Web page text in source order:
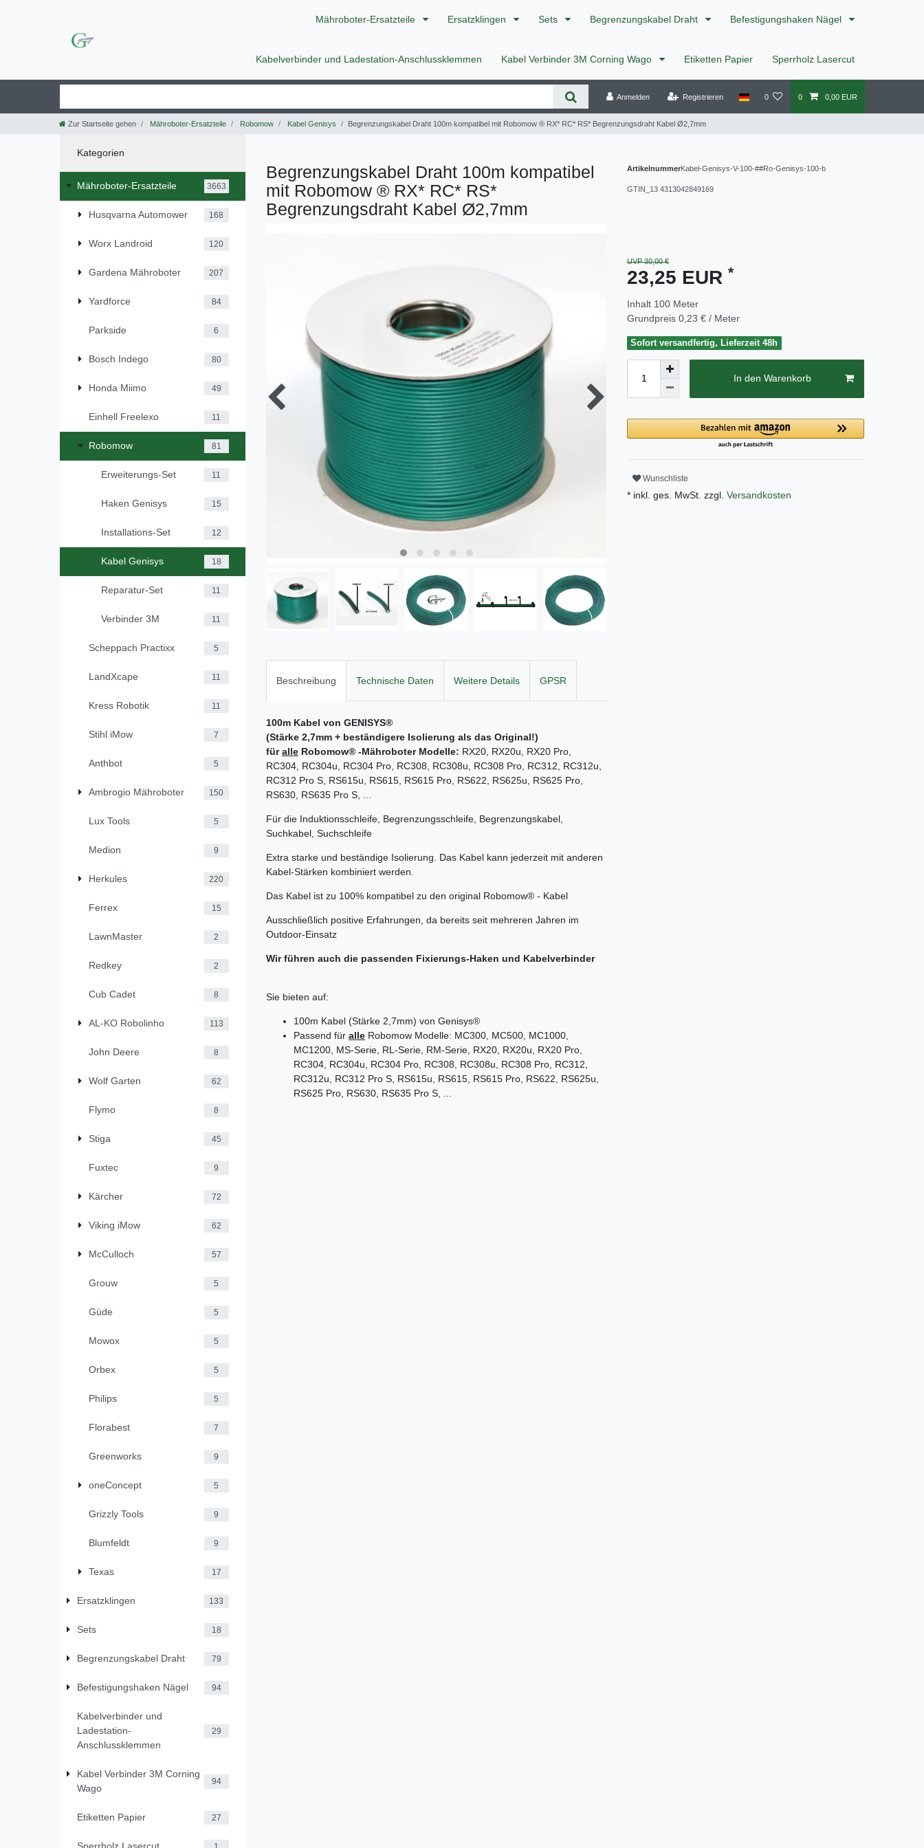
Mähroboter-Ersatzteile Ersatzklingen Sets Begrenzungskabel Draht Befestigungshaken Nägel
Kabelverbinder und Ladestation-Anschlussklemmen Kabel Verbinder 3M Corning Wago Etiketten Papier Sperrholz Lasercut
Anmelden Registrieren 0 0 0,00 EUR
Zur Startseite gehen Mähroboter-Ersatzteile Robomow Kabel Genisys Begrenzungskabel Draht 100m kompatibel mit Robomow ® RX* RC* RS* Begrenzungsdraht Kabel Ø2,7mm
Kategorien
Mähroboter-Ersatzteile 3663
Husqvarna Automower 168
Worx Landroid 120
Gardena Mähroboter 207
Yardforce 84
Parkside 6
Bosch Indego 80
Honda Miimo 49
Einhell Freelexo 11
Robomow 81
Erweiterungs-Set 11
Haken Genisys 15
Installations-Set 12
Kabel Genisys 18
Reparatur-Set 11
Verbinder 3M 11
Scheppach Practixx 5
LandXcape 11
Kress Robotik 11
Stihl iMow 7
Anthbot 5
Ambrogio Mähroboter 150
Lux Tools 5
Medion 9
Herkules 220
Ferrex 15
LawnMaster 2
Redkey 2
Cub Cadet 8
AL-KO Robolinho 113
John Deere 8
Wolf Garten 62
Flymo 8
Stiga 45
Fuxtec 9
Kärcher 72
Viking iMow 62
McCulloch 57
Grouw 5
Güde 5
Mowox 5
Orbex 5
Philips 5
Florabest 7
Greenworks 9
oneConcept 5
Grizzly Tools 9
Blumfeldt 9
Texas 17
Ersatzklingen 133
Sets 18
Begrenzungskabel Draht 79
Befestigungshaken Nägel 94
Kabelverbinder und
Ladestation-
Anschlussklemmen
29
Kabel Verbinder 3M Corning
Wago
94
Etiketten Papier 27
Begrenzungskabel Draht 100m kompatibel
mit Robomow ® RX* RC* RS*
Begrenzungsdraht Kabel Ø2,7mm
Beschreibung Technische Daten Weitere Details GPSR
100m Kabel von GENISYS®
(Stärke 2,7mm + beständigere Isolierung als das Original!)
füralle Robomow® -Mähroboter Modelle: RX20, RX20u, RX20 Pro,
RC304, RC304u, RC304 Pro, RC308, RC308u, RC308 Pro, RC312, RC312u,
RC312 Pro S, RS615u, RS615, RS615 Pro, RS622, RS625u, RS625 Pro,
RS630, RS635 Pro S, ...
Für die Induktionsschleife, Begrenzungsschleife, Begrenzungskabel,
Suchkabel, Suchschleife
Extra starke und beständige Isolierung. Das Kabel kann jederzeit mit anderen
Kabel-Stärken kombiniert werden.
Das Kabel ist zu 100% kompatibel zu den original Robomow® - Kabel
Ausschließlich positive Erfahrungen, da bereits seit mehreren Jahren im
Outdoor-Einsatz
Wir führen auch die passenden Fixierungs-Haken und Kabelverbinder
Sie bieten auf:
100m Kabel (Stärke 2,7mm) von Genisys®
Passend für alle Robomow Modelle: MC300, MC500, MC1000,
MC1200, MS-Serie, RL-Serie, RM-Serie, RX20, RX20u, RX20 Pro,
RC304, RC304u, RC304 Pro, RC308, RC308u, RC308 Pro, RC312,
RC312u, RC312 Pro S, RS615u, RS615, RS615 Pro, RS622, RS625u,
RS625 Pro, RS630, RS635 Pro S, ...
ArtikelnummerKabel-Genisys-V-100-##Ro-Genisys-100-b
GTIN_13 4313042849169
UVP 30,00 €
23,25 EUR *
Inhalt 100 Meter
Grundpreis 0,23 € / Meter
Sofort versandfertig, Lieferzeit 48h
In den Warenkorb
Wunschliste
* inkl. ges. MwSt. zzgl. Versandkosten